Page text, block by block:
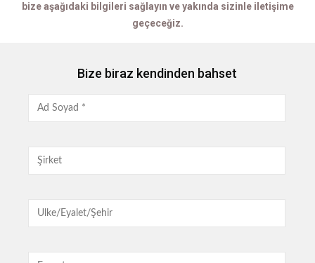
bize aşağıdaki bilgileri sağlayın ve yakında sizinle iletişime
geçeceğiz.
Bize biraz kendinden bahset